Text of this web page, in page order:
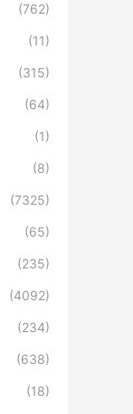
(762)
(11)
(315)
(64)
(1)
(8)
(7325)
(65)
(235)
(4092)
(234)
(638)
(18)